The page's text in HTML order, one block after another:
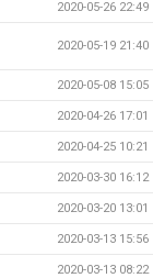
2020-05-26 22:49
2020-05-19 21:40
2020-05-08 15:05
2020-04-26 17:01
2020-04-25 10:21
2020-03-30 16:12
2020-03-20 13:01
2020-03-13 15:56
2020-03-13 08:22